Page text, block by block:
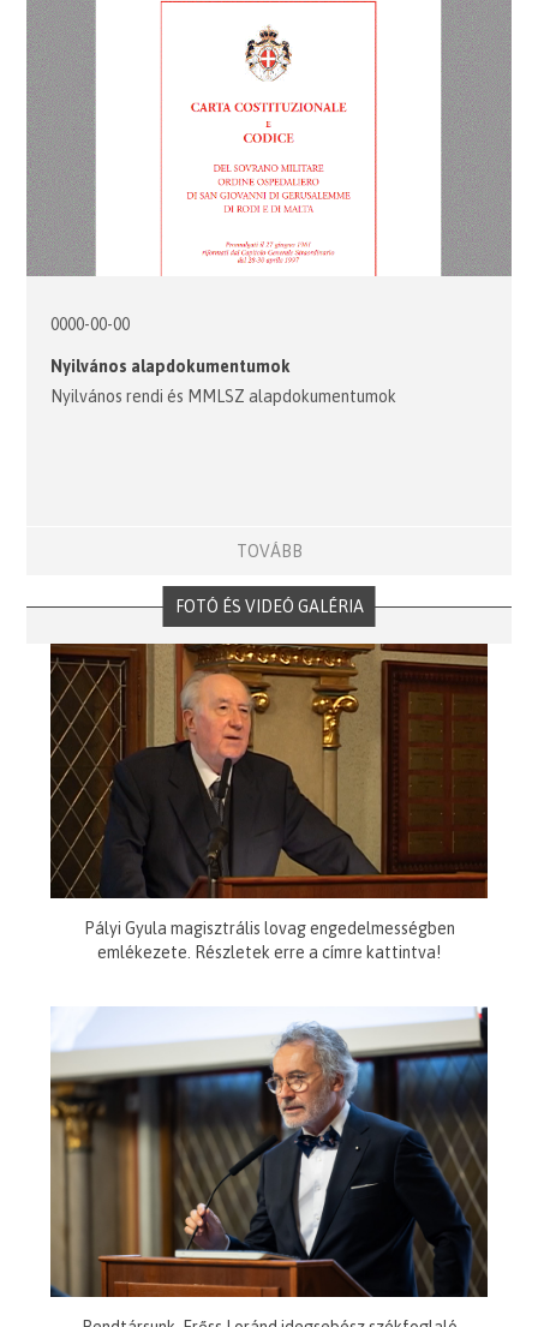
0000-00-00
Nyilvános alapdokumentumok
Nyilvános rendi és MMLSZ alapdokumentumok
TOVÁBB
FOTÓ ÉS VIDEÓ GALÉRIA
Pályi Gyula magisztrális lovag engedelmességben
emlékezete. Részletek erre a címre kattintva!